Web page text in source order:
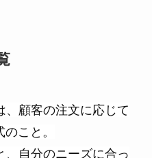
顧客の注文に応じて
こと。
、自分のニーズに合っ